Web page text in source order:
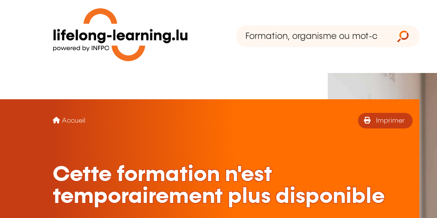
Accueil Imprimer
Cette formation n'est
temporairement plus disponible